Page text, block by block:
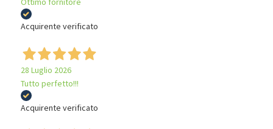
Acquirente verificato
28 Luglio 2026
Tutto perfetto!!!
Acquirente verificato